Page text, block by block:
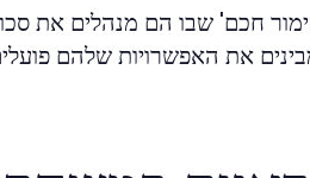
חכם' שבו הם מנהלים את
את האפשרויות שלהם